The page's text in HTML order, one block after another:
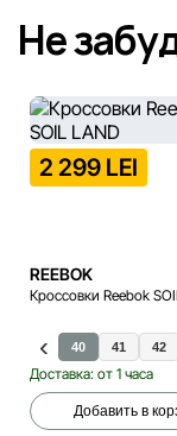
Не
2 299 LEI
REEBOK
Кроссовки Reebok
40 41 42
Доставка: от 1 часа
Добавить в
41 43 43.5